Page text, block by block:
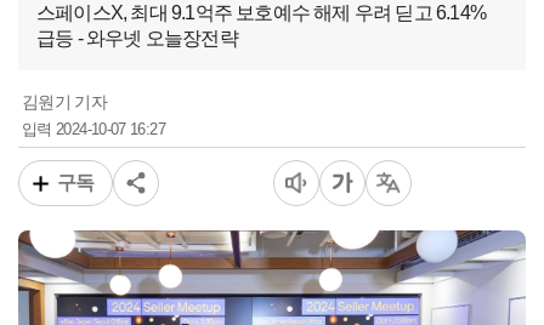
스페이스X, 최대 9.1억주 보호예수 해제 우려 딛고 6.14%
급등 - 와우넷 오늘장전략
김원기 기자
입력2024-10-07 16:27
구독